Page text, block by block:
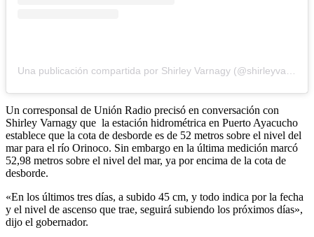
Un corresponsal de Unión Radio precisó en conversación con
Shirley Varnagy que la estación hidrométrica en Puerto Ayacucho
establece que la cota de desborde es de 52 metros sobre el nivel del
mar para el río Orinoco. Sin embargo en la última medición marcó
52,98 metros sobre el nivel del mar, ya por encima de la cota de
desborde.
«En los últimos tres días, a subido 45 cm, y todo indica por la fecha
y el nivel de ascenso que trae, seguirá subiendo los próximos días»,
dijo el gobernador.